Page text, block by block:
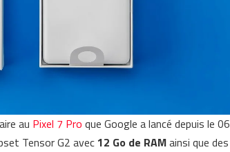
au Pixel 7 Pro que Google a lancé depuis le 06
Tensor G2 avec 12 Go de RAMainsi que des